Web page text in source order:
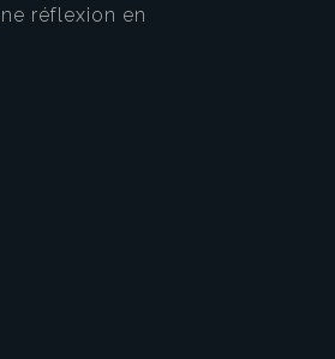
réflexion en